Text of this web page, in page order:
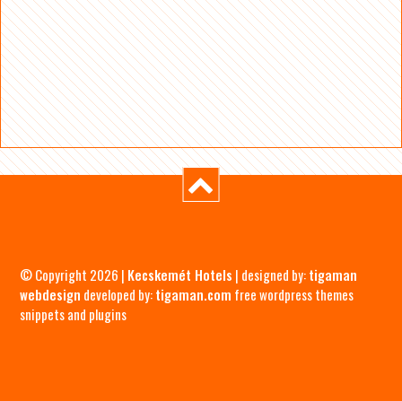
© Copyright 2026 | Kecskemét Hotels | designed by:tigaman
webdesign developed by:tigaman.com free wordpress themes
snippets and plugins